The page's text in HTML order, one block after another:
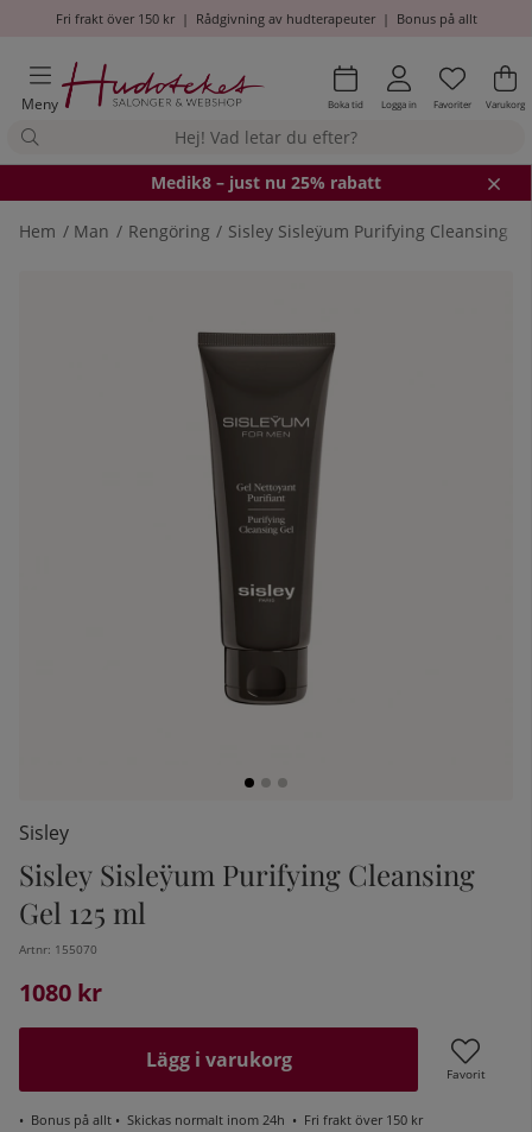
Fri frakt över 150 kr| Rådgivning av hudterapeuter| Bonus på allt
Meny Boka tid Logga in Antal i
.
Favoriter .
Varukorg
Medik8 – just nu 25% rabatt
Hem Man Rengöring Sisley Sisleÿum Purifying Cleansing
Sisley
Sisley Sisleÿum Purifying Cleansing
Gel 125 ml
Artnr: 155070
1080 kr
Lägg i varukorg
Favorit
• Bonus på allt • Skickas normalt inom 24h • Fri frakt över 150 kr